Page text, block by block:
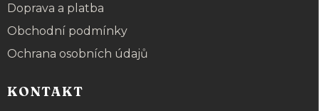
Doprava a platba
Obchodní podmínky
Ochrana osobních údajů
KONTAKT